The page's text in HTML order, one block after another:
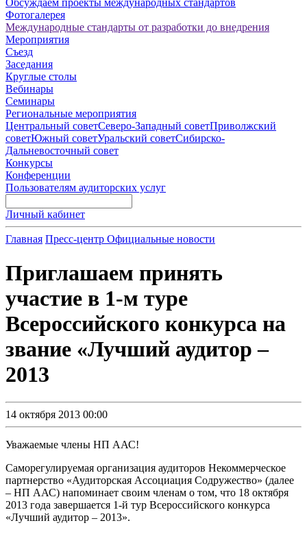
Обсуждаем проекты международных стандартов
Фотогалерея
Международные стандарты от разработки до внедрения
Мероприятия
Съезд
Заседания
Круглые столы
Вебинары
Семинары
Региональные мероприятия
Центральный советСеверо-Западный советПриволжский
советЮжный советУральский советСибирско-
Дальневосточный совет
Конкурсы
Конференции
Пользователям аудиторских услуг
Личный кабинет
Главная Пресс-центр Официальные новости
Приглашаем принять
участие в 1-м туре
Всероссийского конкурса на
звание «Лучший аудитор –
2013
14 октября 2013 00:00
Уважаемые члены НП ААС!
Саморегулируемая организация аудиторов Некоммерческое
партнерство «Аудиторская Ассоциация Содружество» (далее
– НП ААС) напоминает своим членам о том, что 18 октября
2013 года завершается 1-й тур Всероссийского конкурса
«Лучший аудитор – 2013».